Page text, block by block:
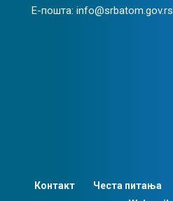
Е-пошта: info@srbatom.gov.rs
Контакт Честа питања